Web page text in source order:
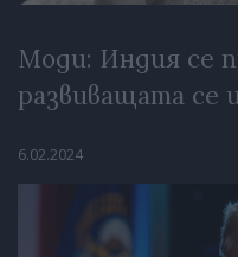
Моди: Индия се
развиващата се
6.02.2024